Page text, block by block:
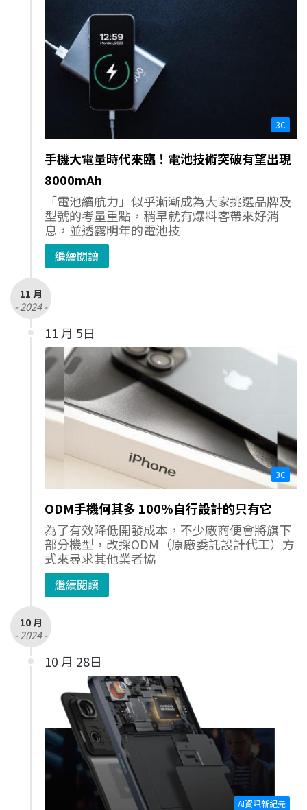
3C
手機大電量時代來臨！電池技術突破有望出現
8000mAh
「電池續航力」似乎漸漸成為大家挑選品牌及
型號的考量重點，稍早就有爆料客帶來好消
息，並透露明年的電池技
繼續閱讀
11 月
- 2024 -
11 月 5日
3C
ODM手機何其多 100%自行設計的只有它
為了有效降低開發成本，不少廠商便會將旗下
部分機型，改採ODM（原廠委託設計代工）方
式來尋求其他業者協
繼續閱讀
10 月
- 2024 -
10 月 28日
AI資訊新紀元